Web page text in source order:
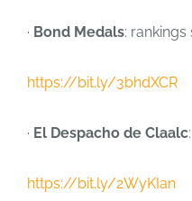
· Bond Medals:
https://bit.ly/3bhdXCR
· El Despacho de Claalc
https://bit.ly/2WyKIan